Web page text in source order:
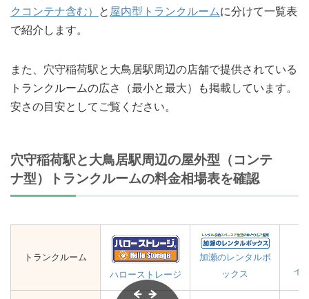
クコンテナ含む） と 屋内型トランクルームに分けて一覧表
で紹介します。
また、穴守稲荷駅と大鳥居駅周辺の店舗で提供されている
トランクルームの広さ（最小と最大）も掲載しています。
安さの目安としてご覧ください。
穴守稲荷駅と大鳥居駅周辺の屋外型（コンテ
ナ型）トランクルームの料金相場表を確認
トランクルーム
ハローストレージ
加瀬のレンタルボ
ックス
イ